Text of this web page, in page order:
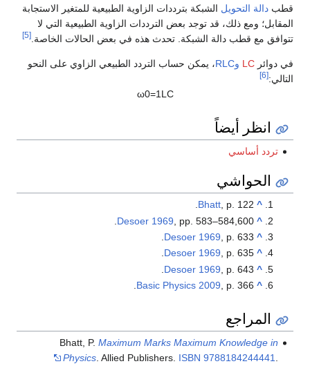
قطب دالة التحويل الشبكة بترددات الزاوية الطبيعية للمتغير الاستجابة
المقابل؛ ومع ذلك، قد توجد بعض الترددات الزاوية الطبيعية التي لا
تتوافق مع قطب دالة الشبكة. تحدث هذه في بعض الحالات الخاصة.[5]
في دوائر LC وRLC
، يمكن حساب التردد الطبيعي الزاوي على النحو
التالي:[6]
ω0=1LC
انظر أيضاً
تردد أساسي
الحواشي
^
Bhatt, p. 122.
^
Desoer 1969 , pp. 583–584,600.
^
Desoer 1969 , p. 633.
^
Desoer 1969, p. 635.
^
Desoer 1969 , p. 643.
^
Basic Physics 2009 , p. 366.
المراجع
Bhatt, P. Maximum Marks Maximum Knowledge in
Physics. Allied Publishers. ISBN 9788184244441